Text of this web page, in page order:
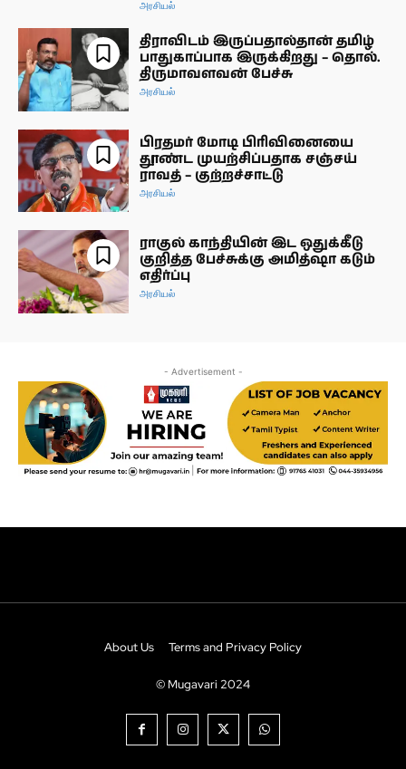
About Us Terms and Privacy Policy
© Mugavari 2024